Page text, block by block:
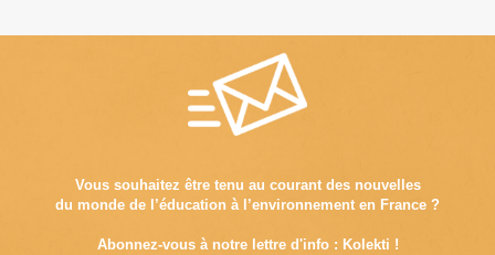
Vous souhaitez être tenu au courant des nouvelles
du monde de l’éducation à l’environnement en France ?
Abonnez-vous à notre lettre d'info : Kolekti !